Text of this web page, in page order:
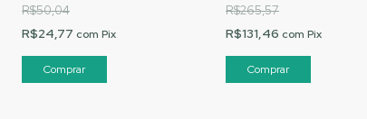
R$50,04
R$24,77 com Pix
R$265,57
R$131,46 com Pix